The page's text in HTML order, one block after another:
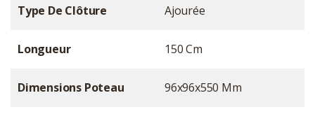
Type De Clôture Ajourée
Longueur 150 Cm
Dimensions Poteau 96x96x550 Mm